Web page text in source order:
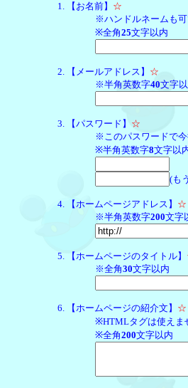
【お名前】 ☆
※ハンドルネームも
※全角25文字以内
【メールアドレス】 ☆
※半角英数字40文字
【パスワード】 ☆
※このパスワードで
※半角英数字8文字以
(も
【ホームページアドレス】 ☆
※半角英数字200文字
【ホームページのタイトル】
※全角30文字以内
【ホームページの紹介文】 ☆
※HTMLタグは使えま
※全角200文字以内